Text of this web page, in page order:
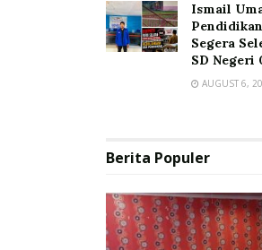
Ismail
Segera
SD Negeri
AUGUST 6,
Berita Populer